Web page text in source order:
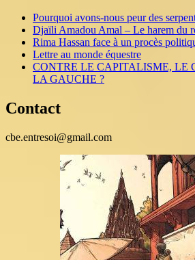
Pourquoi avons-nous peur des
Djaïli Amadou Amal – Le harem du
Rima Hassan face à un procès
Lettre au monde équestre
CONTRE LE CAPITALISME, LE
LA GAUCHE ?
Contact
cbe.entresoi@gmail.com